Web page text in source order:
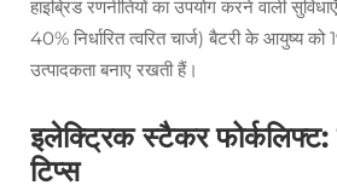
हाइब्रिड रणनीतियों का उपयोग करने वाली
40% निर्धारित त्वरित चार्ज) बैटरी के आयुष्य
उत्पादकता बनाए रखती हैं।
इलेक्ट्रिक स्टैकर
टिप्स